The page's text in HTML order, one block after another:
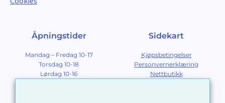
Åpningstider
Mandag – Fredag 10-17
Torsdag 10-18
Lørdag 10-16
Sidekart
Kjøpsbetingelser
Personvernerklæring
Nettbutikk